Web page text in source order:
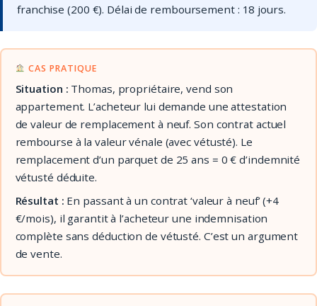
franchise (200 €). Délai de remboursement : 18 jours.
CAS PRATIQUE
Situation : Thomas, propriétaire, vend son
appartement. L’acheteur lui demande une attestation
de valeur de remplacement à neuf. Son contrat actuel
rembourse à la valeur vénale (avec vétusté). Le
remplacement d’un parquet de 25 ans = 0 € d’indemnité
vétusté déduite.
Résultat : En passant à un contrat ‘valeur à neuf’ (+4
€/mois), il garantit à l’acheteur une indemnisation
complète sans déduction de vétusté. C’est un argument
de vente.